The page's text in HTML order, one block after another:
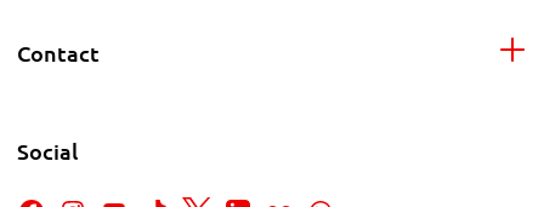
Contact
Social